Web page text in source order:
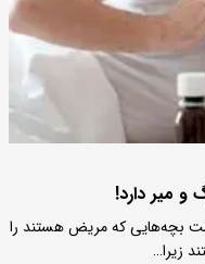
و میر دارد!
بچه‌هایی که مریض هستند را
زیرا…